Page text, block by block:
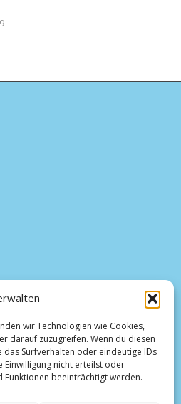
wir Technologien wie Cookies,
darauf zuzugreifen. Wenn du diesen
Surfverhalten oder eindeutige IDs
Einwilligung nicht erteilst oder
Funktionen beeinträchtigt werden.
Breitfurt e.V.